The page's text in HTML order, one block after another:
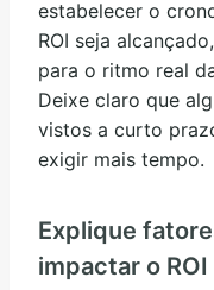
estabelecer o
ROI seja
para o ritmo real
Deixe claro que
vistos a curto
exigir mais tempo.
Explique
impactar o ROI